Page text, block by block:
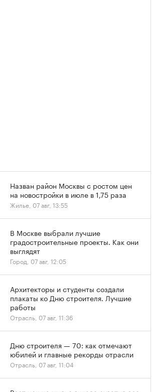
Назван район Москвы с ростом цен
на новостройки в июле в 1,75 раза
Жилье, 07 авг, 13:55
В Москве выбрали лучшие
градостроительные проекты. Как они
выглядят
Город, 07 авг, 12:05
Архитекторы и студенты создали
плакаты ко Дню строителя. Лучшие
работы
Отрасль, 07 авг, 11:36
Дню строителя — 70: как отмечают
юбилей и главные рекорды отрасли
Отрасль, 07 авг, 11:04